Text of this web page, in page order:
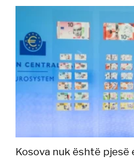
Kosova nuk është pjesë